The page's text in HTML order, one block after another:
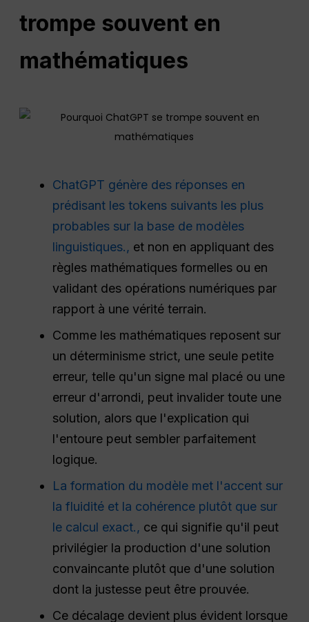
trompe souvent en
mathématiques
ChatGPT génère des réponses en
prédisant les tokens suivants les plus
probables sur la base de modèles
linguistiques., et non en appliquant des
règles mathématiques formelles ou en
validant des opérations numériques par
rapport à une vérité terrain.
Comme les mathématiques reposent sur
un déterminisme strict, une seule petite
erreur, telle qu'un signe mal placé ou une
erreur d'arrondi, peut invalider toute une
solution, alors que l'explication qui
l'entoure peut sembler parfaitement
logique.
La formation du modèle met l'accent sur
la fluidité et la cohérence plutôt que sur
le calcul exact., ce qui signifie qu'il peut
privilégier la production d'une solution
convaincante plutôt que d'une solution
dont la justesse peut être prouvée.
Ce décalage devient plus évident lorsque